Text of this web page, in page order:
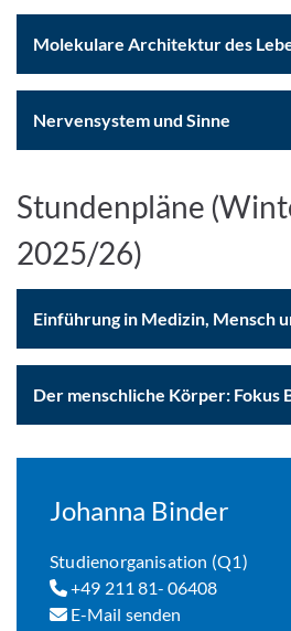
Molekulare Architektur des
Nervensystem und Sinne
Stundenpläne
2025/26)
Einführung in Medizin, Mensch
Der menschliche Körper: Fokus
Johanna Binder
Studienorganisation (Q1)
+49 211 81- 06408
E-Mail senden